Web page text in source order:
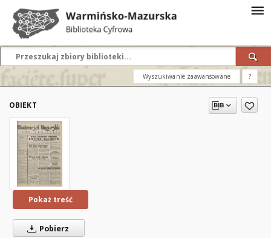
Wyszukiwanie zaawansowane ?
OBIEKT
Pokaż treść
Pobierz